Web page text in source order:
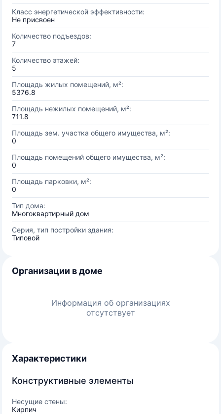
Класс энергетической эффективности:
Не присвоен
Количество подъездов:
7
Количество этажей:
5
Площадь жилых помещений, м²:
5376.8
Площадь нежилых помещений, м²:
711.8
Площадь зем. участка общего имущества, м²:
0
Площадь помещений общего имущества, м²:
0
Площадь парковки, м²:
0
Тип дома:
Многоквартирный дом
Серия, тип постройки здания:
Типовой
Организации в доме
Информация об организациях
отсутствует
Характеристики
Конструктивные элементы
Несущие стены:
Кирпич